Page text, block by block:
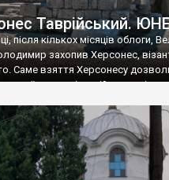
Таврійський.
після кількох місяців облоги,
захопив Херсонес,
Саме взяття Херсонесу
свої умови візантійському
Володимир-язичник, став
А потім було Хрещення Русі.
Таврійського названо місто […]